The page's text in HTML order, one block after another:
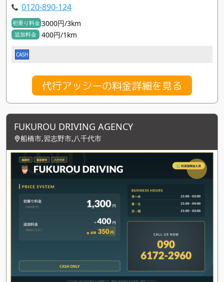
0120-890-124
初乗り料金 3000円/3km
追加料金 400円/1km
CASH
代行アッシーの料金詳細を見る
FUKUROU DRIVING AGENCY
船橋市,習志野市,八千代市